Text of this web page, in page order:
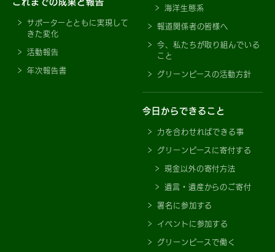
サポーターとともに実現して
きた変化
活動報告
年次報告書
海洋生態系
報道関係者の皆様へ
今、私たちが取り組んでいる
こと
グリーンピースの活動方針
今日からできること
力を合わせればできる事
グリーンピースに寄付する
現金以外の寄付方法
遺言・遺産からのご寄付
署名に参加する
イベントに参加する
グリーンピースで働く